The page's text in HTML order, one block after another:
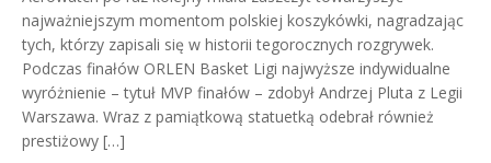
najważniejszym momentom polskiej koszykówki, nagradzając
tych, którzy zapisali się w historii tegorocznych rozgrywek.
Podczas finałów ORLEN Basket Ligi najwyższe indywidualne
wyróżnienie – tytuł MVP finałów – zdobył Andrzej Pluta z Legii
Warszawa. Wraz z pamiątkową statuetką odebrał również
prestiżowy […]